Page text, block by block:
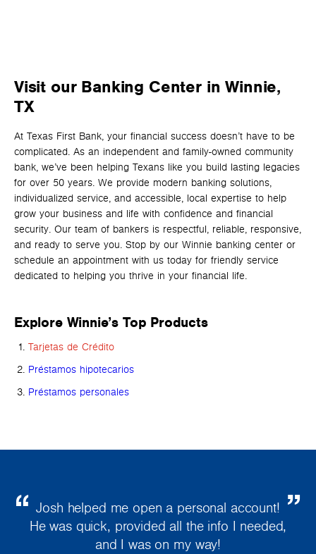
Visit our Banking Center in Winnie,
TX
At Texas First Bank, your financial success doesn’t have to be
complicated. As an independent and family-owned community
bank, we’ve been helping Texans like you build lasting legacies
for over 50 years. We provide modern banking solutions,
individualized service, and accessible, local expertise to help
grow your business and life with confidence and financial
security. Our team of bankers is respectful, reliable, responsive,
and ready to serve you. Stop by our Winnie banking center or
schedule an appointment with us today for friendly service
dedicated to helping you thrive in your financial life.
Explore Winnie’s Top Products
Tarjetas de Crédito
Préstamos hipotecarios
Préstamos personales
Josh helped me open a personal account!
He was quick, provided all the info I needed,
and I was on my way!